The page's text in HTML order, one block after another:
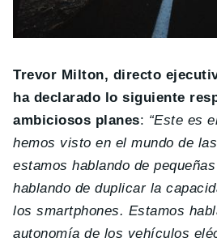
Trevor Milton, directo
ha declarado lo siguiente
ambiciosos planes: “Este es
hemos visto en el mundo de
estamos hablando de
hablando de duplicar la
los smartphones. Estamos
autonomía de los vehículos